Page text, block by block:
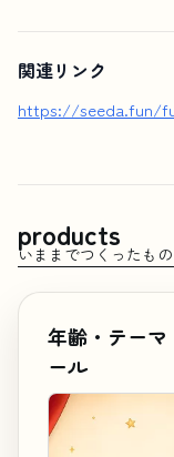
関連リンク
https://seeda.fun/
products
いままでつくったも
年齢・テーマ
ール